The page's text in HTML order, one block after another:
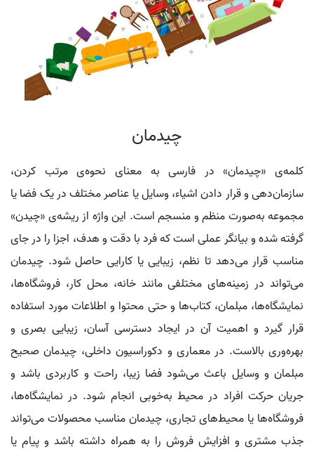
چیدمان
کلمه‌ی «چیدمان» در فارسی به معنای نحوه‌ی مرتب کردن،
سازمان‌دهی و قرار دادن اشیاء، وسایل یا عناصر مختلف در یک فضا یا
مجموعه به‌صورت منظم و منسجم است. این واژه از ریشه‌ی «چیدن»
گرفته شده و بیانگر عملی است که فرد با دقت و هدف، اجزا را در جای
مناسب قرار می‌دهد تا نظم، زیبایی یا کارایی حاصل شود. چیدمان
می‌تواند در زمینه‌های مختلفی مانند خانه، محل کار، فروشگاه‌ها،
نمایشگاه‌ها، مبلمان، کتاب‌ها و حتی محتوا و اطلاعات مورد استفاده
قرار گیرد و اهمیت آن در ایجاد دسترسی آسان، زیبایی بصری و
بهره‌وری بالاست. در معماری و دکوراسیون داخلی، چيدمان صحیح
مبلمان و وسایل باعث می‌شود فضا زیبا، راحت و کاربردی باشد و
جریان حرکت افراد در محیط به‌خوبی انجام شود. در نمایشگاه‌ها،
فروشگاه‌ها یا محیط‌های تجاری، چيدمان مناسب محصولات می‌تواند
جذب مشتری و افزایش فروش را به همراه داشته باشد و پیام یا